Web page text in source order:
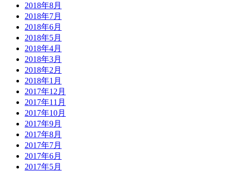
2018年8月
2018年7月
2018年6月
2018年5月
2018年4月
2018年3月
2018年2月
2018年1月
2017年12月
2017年11月
2017年10月
2017年9月
2017年8月
2017年7月
2017年6月
2017年5月